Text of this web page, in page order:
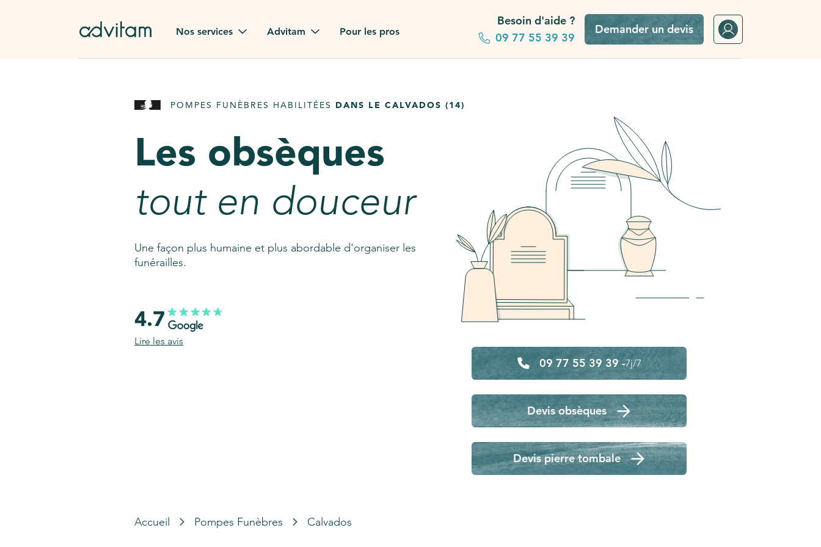
Nos services
Rapatriement à
Pierre tombale
AssistGPT
Nos services en plus
Advitam
Advitam dans la presse
Consultez notre FAQ
Pour les pros
Besoin d'aide ?
09 77 55 39 39
Demander un devis
POMPES FUNÈBRES HABILITÉES DANS LE CALVADOS (14)
Les obsèques
tout en douceur
Une façon plus humaine et plus abordable d'organiser les
funérailles.
09 77 55 39 39 -7j/7
Devis obsèques
Devis pierre tombale
4.7
Lire les avis
Accueil Pompes Funèbres Calvados